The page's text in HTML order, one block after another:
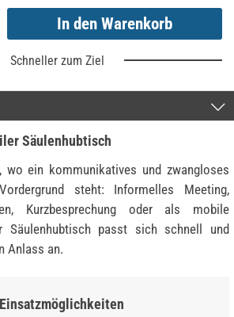
Schneller zum Ziel
Säulenhubtisch
wo ein kommunikatives und zwangloses
steht: Informelles Meeting,
Kurzbesprechung oder als mobile
Säulenhubtisch passt sich schnell und
Anlass an.